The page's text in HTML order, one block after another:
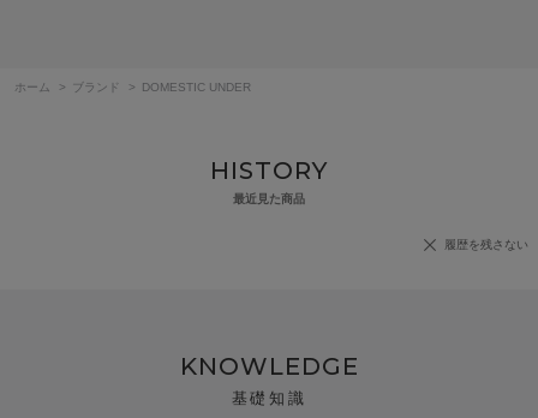
ホーム > ブランド > DOMESTIC UNDER
HISTORY
最近見た商品
履歴を残さない
KNOWLEDGE
基礎知識